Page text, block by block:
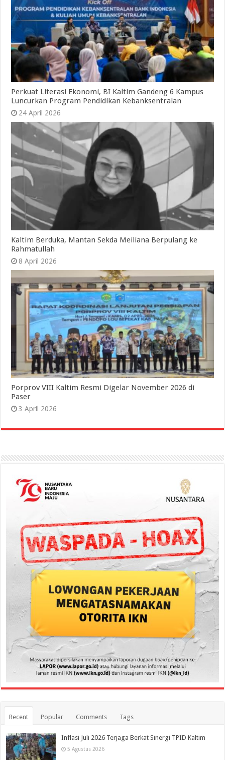
Perkuat Literasi Ekonomi, BI Kaltim Gandeng 6 Kampus
Luncurkan Program Pendidikan Kebanksentralan
24 April 2026
Kaltim Berduka, Mantan Sekda Meiliana Berpulang ke
Rahmatullah
8 April 2026
Porprov VIII Kaltim Resmi Digelar November 2026 di
Paser
3 April 2026
Recent Popular Comments Tags
Inflasi Juli 2026 Terjaga Berkat Sinergi TPID Kaltim
5 Agustus 2026